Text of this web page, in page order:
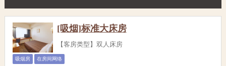
[吸烟]标准大床房
【客房类型】双人床房
吸烟房 在房间网络